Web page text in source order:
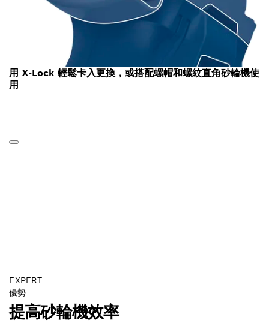
用 X-Lock 輕鬆卡入更換，或搭配螺帽和螺紋直角砂輪機使
用
EXPERT
優勢
提高砂輪機效率